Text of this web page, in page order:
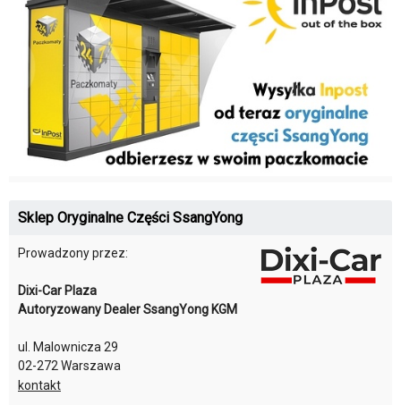
Sklep Oryginalne Części SsangYong
Prowadzony przez:
Dixi-Car Plaza
Autoryzowany Dealer SsangYong KGM
ul. Malownicza 29
02-272 Warszawa
kontakt